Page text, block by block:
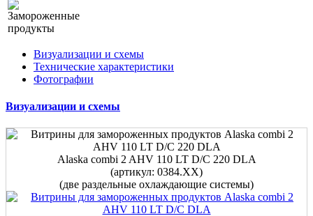
Визуализации и схемы
Технические характеристики
Фотографии
Визуализации и схемы
Alaska combi 2 AHV 110 LT D/C 220 DLA
(артикул: 0384.ХХ)
(две раздельные охлаждающие системы)